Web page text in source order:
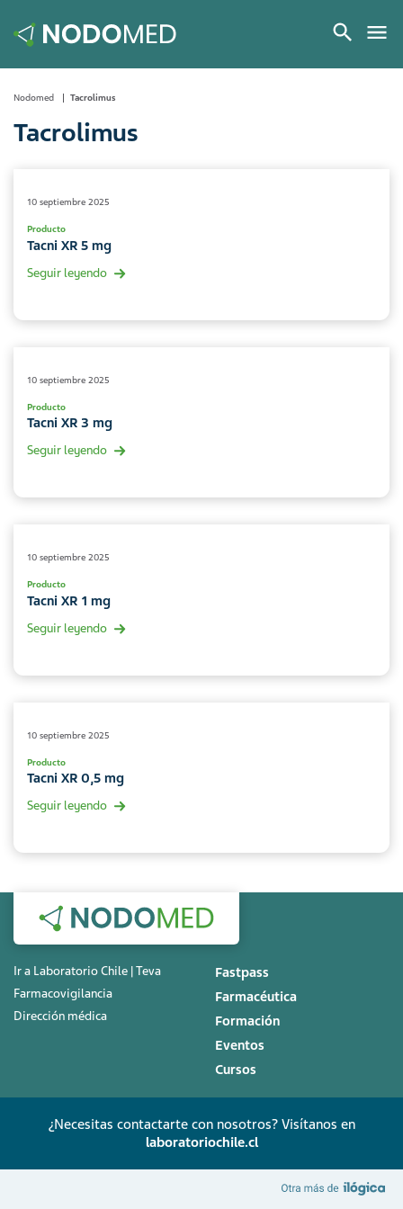
Nodomed Tacrolimus
Tacrolimus
10 septiembre 2025
Producto
Tacni XR 5 mg
Seguir leyendo
10 septiembre 2025
Producto
Tacni XR 3 mg
Seguir leyendo
10 septiembre 2025
Producto
Tacni XR 1 mg
Seguir leyendo
10 septiembre 2025
Producto
Tacni XR 0,5 mg
Seguir leyendo
Ir a Laboratorio Chile | Teva
Farmacovigilancia
Dirección médica
Fastpass
Farmacéutica
Formación
Eventos
Cursos
¿Necesitas contactarte con nosotros? Visítanos en
laboratoriochile.cl